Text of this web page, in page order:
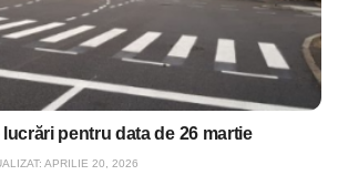
pentru data de 26 martie
APRILIE 20, 2026